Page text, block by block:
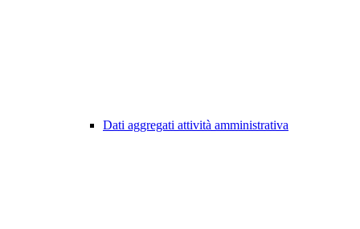
Dati aggregati attività amministrativa